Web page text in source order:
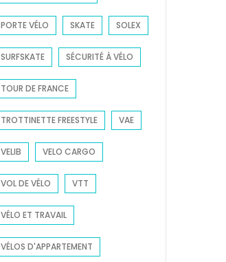
PORTE VÉLO SKATE SOLEX
SURFSKATE SÉCURITÉ À VÉLO
TOUR DE FRANCE
TROTTINETTE FREESTYLE VAE
VELIB VELO CARGO
VOL DE VÉLO VTT
VÉLO ET TRAVAIL
VÉLOS D'APPARTEMENT